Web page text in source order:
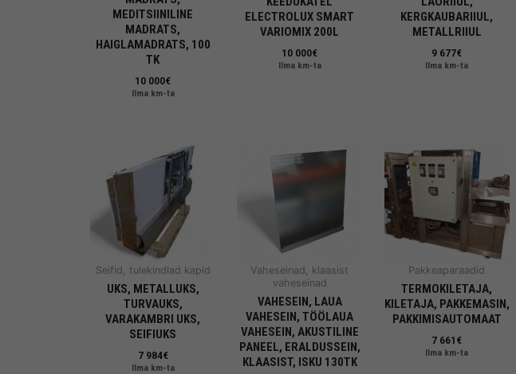
MEDITSIINILINE
MADRATS,
HAIGLAMADRATS, 100
TK
10 000€
Ilma km-ta
ELECTROLUX SMART
VARIOMIX 200L
10 000€
Ilma km-ta
KERGKAUBARIIUL,
METALLRIIUL
9 677€
Ilma km-ta
Seifid, tulekindlad kapid
UKS, METALLUKS,
TURVAUKS,
VARAKAMBRI UKS,
SEIFIUKS
7 984€
Ilma km-ta
Vaheseinad, klaasist
vaheseinad
VAHESEIN, LAUA
VAHESEIN, TÖÖLAUA
VAHESEIN, AKUSTILINE
PANEEL, ERALDUSSEIN,
KLAASIST, ISKU 130TK
Pakkeaparaadid
TERMOKILETAJA,
KILETAJA, PAKKEMASIN,
PAKKIMISAUTOMAAT
7 661€
Ilma km-ta